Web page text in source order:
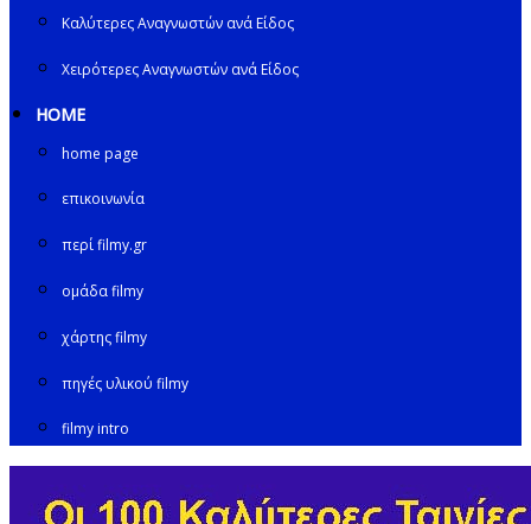
Καλύτερες Αναγνωστών ανά Είδος
Χειρότερες Αναγνωστών ανά Είδος
HOME
home page
επικοινωνία
περί filmy.gr
ομάδα filmy
χάρτης filmy
πηγές υλικού filmy
filmy intro